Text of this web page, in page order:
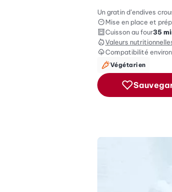
Un gratin d’endives
Mise en place et
Cuisson au four35
Valeurs
Compatibilité
Végétarien